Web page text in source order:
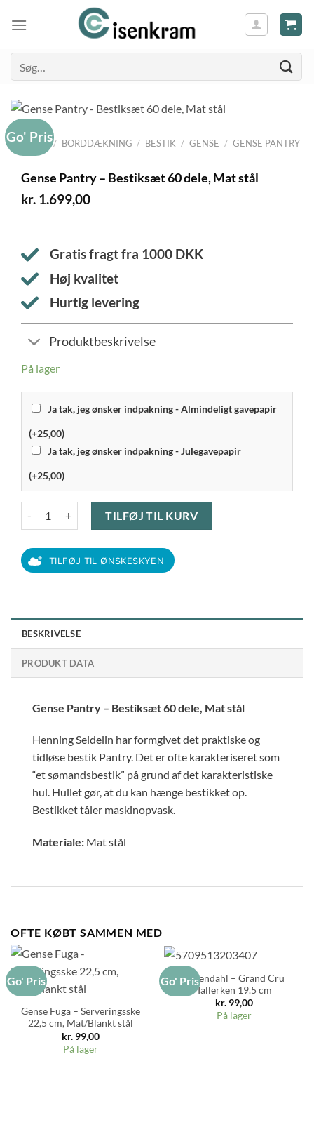
efter:
FORSIDE / BORDDÆKNING / BESTIK / GENSE / GENSE PANTRY
Go' Pris
Gense Pantry – Bestiksæt 60 dele, Mat stål
kr. 1.699,00
Gratis fragt fra 1000 DKK
Høj kvalitet
Hurtig levering
Produktbeskrivelse
På lager
Ja tak, jeg ønsker indpakning - Almindeligt gavepapir
(+25,00)
Ja tak, jeg ønsker indpakning - Julegavepapir
(+25,00)
TILFØJ TIL KURV
TILFØJ TIL ØNSKESKYEN
BESKRIVELSE
PRODUKT DATA
Gense Pantry – Bestiksæt 60 dele, Mat stål
Henning Seidelin har formgivet det praktiske og
tidløse bestik Pantry. Det er ofte karakteriseret som
“et sømandsbestik” på grund af det karakteristiske
hul. Hullet gør, at du kan hænge bestikket op.
Bestikket tåler maskinopvask.
Materiale: Mat stål
OFTE KØBT SAMMEN MED
Go' Pris
Gense Fuga – Serveringsske
22,5 cm, Mat/Blankt stål
kr.99,00
På lager
Go' PrisRosendahl – Grand Cru
Tallerken 19.5 cm
kr.99,00
På lager